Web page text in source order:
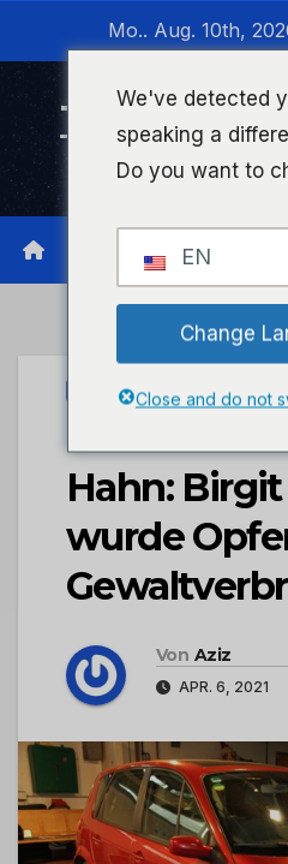
wechseln
Mo.. Aug. 10th,
Timeline
Infonetzwerk für
PRESSEPORTAL
POL-PPKO:
Hahn:
wurde
Von Aziz
APR. 6, 2021
We've detected
speaking a
Do you want to
EN
Change
Close and do not